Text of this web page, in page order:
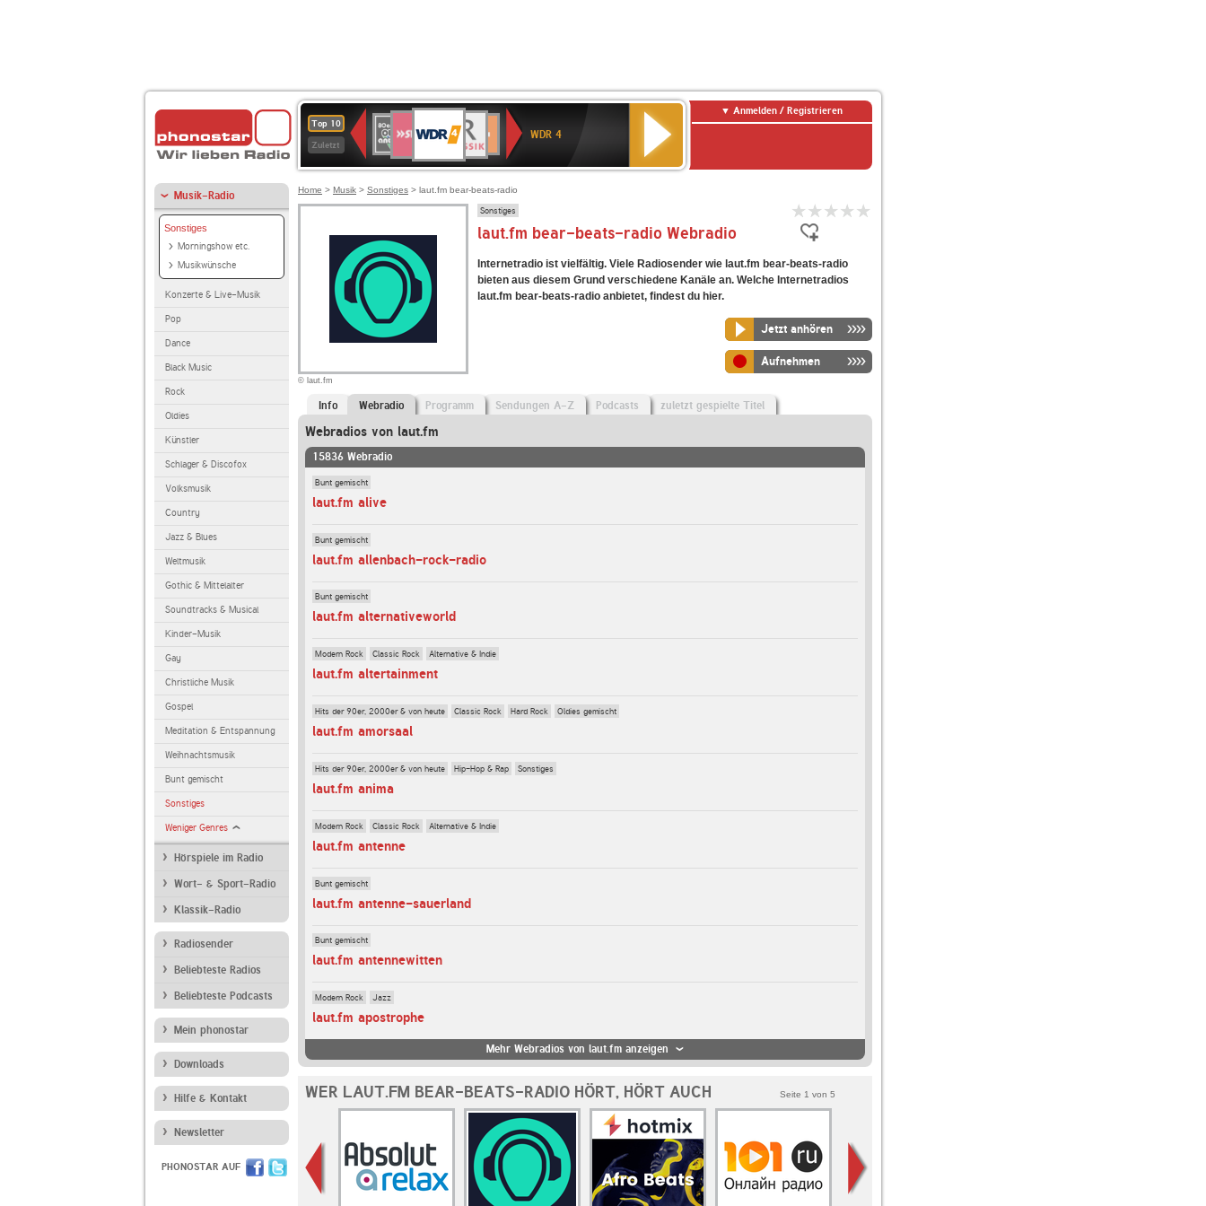
Top 10
Zuletzt
Deutschlandfunk
80er
90er
OLDIE
ANTENNE
4
KLASSIK
Deutschlandfunk
Kultur
Kultur
2
WDR 4
Anmelden / Registrieren
Musik-Radio
Sonstiges
Morningshow etc.
Musikwünsche
Konzerte & Live-Musik
Pop
Dance
Black Music
Rock
Oldies
Künstler
Schlager & Discofox
Volksmusik
Country
Jazz & Blues
Weltmusik
Gothic & Mittelalter
Soundtracks & Musical
Kinder-Musik
Gay
Christliche Musik
Gospel
Meditation & Entspannung
Weihnachtsmusik
Bunt gemischt
Sonstiges
Weniger Genres
Hörspiele im Radio
Wort- & Sport-Radio
Klassik-Radio
Radiosender
Beliebteste Radios
Beliebteste Podcasts
Mein phonostar
Downloads
Hilfe & Kontakt
Newsletter
PHONOSTAR AUF
Home > Musik > Sonstiges > laut.fm bear-beats-radio
© laut.fm
Sonstiges
laut.fm bear-beats-radio Webradio
Internetradio ist vielfältig. Viele Radiosender wie laut.fm bear-beats-radio
bieten aus diesem Grund verschiedene Kanäle an. Welche Internetradios
laut.fm bear-beats-radio anbietet, findest du hier.
Jetzt anhören
Aufnehmen
Info Webradio Programm Sendungen A-Z Podcasts zuletzt gespielte Titel
Webradios von laut.fm
15836 Webradio
Bunt gemischt
laut.fm alive
Bunt gemischt
laut.fm allenbach-rock-radio
Bunt gemischt
laut.fm alternativeworld
Modern Rock Classic Rock Alternative & Indie
laut.fm altertainment
Hits der 90er, 2000er & von heute Classic Rock Hard Rock Oldies gemischt
laut.fm amorsaal
Hits der 90er, 2000er & von heute Hip-Hop & Rap Sonstiges
laut.fm anima
Modern Rock Classic Rock Alternative & Indie
laut.fm antenne
Bunt gemischt
laut.fm antenne-sauerland
Bunt gemischt
laut.fm antennewitten
Modern Rock Jazz
laut.fm apostrophe
Mehr Webradios von laut.fm anzeigen
WER LAUT.FM BEAR-BEATS-RADIO HÖRT, HÖRT AUCH Seite 1 von 5